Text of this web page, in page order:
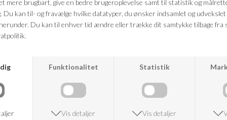
KUNDESERVICE
+46 86 60 21 22
ANDRE KØBTE OGSÅ